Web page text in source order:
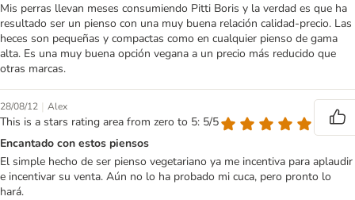
Mis perras llevan meses consumiendo Pitti Boris y la verdad es que ha
resultado ser un pienso con una muy buena relación calidad-precio. Las
heces son pequeñas y compactas como en cualquier pienso de gama
alta. Es una muy buena opción vegana a un precio más reducido que
otras marcas.
28/08/12 | Alex
This is a stars rating area from zero to 5: 5/5
Encantado con estos piensos
El simple hecho de ser pienso vegetariano ya me incentiva para aplaudir
e incentivar su venta. Aún no lo ha probado mi cuca, pero pronto lo
hará.